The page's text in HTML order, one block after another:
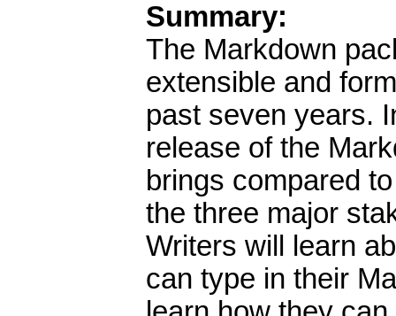
Summary:
The Markdown
extensible and
past seven years.
release of the
brings compared
the three major
Writers will learn
can type in their